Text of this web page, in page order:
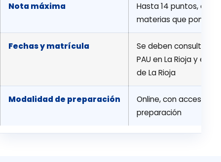
Nota máxima
Hasta 14 puntos,
materias que
Fechas y matrícula
Se deben consultar
PAU en La Rioja y en
de La Rioja
Modalidad de preparación
Online, con acceso al
preparación